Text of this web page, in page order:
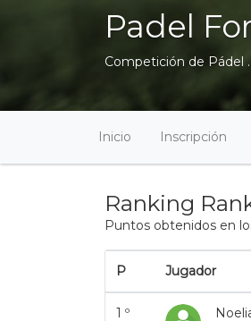
Padel
Competición de Pádel .
Inicio Inscripción
Ranking
Puntos obtenidos en
P Jugador
1 º